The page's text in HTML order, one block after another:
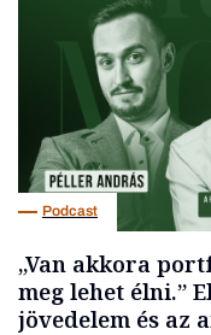
Podcast
„Van akkora
meg lehet élni.”
jövedelem és az